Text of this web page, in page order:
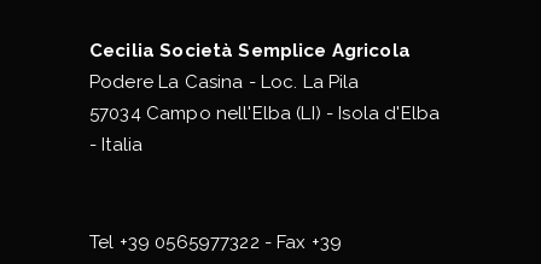
Cecilia Società Semplice Agricola
Podere La Casina - Loc. La Pila
57034 Campo nell'Elba (LI) - Isola d'Elba
- Italia
Tel +39 0565977322 - Fax +39